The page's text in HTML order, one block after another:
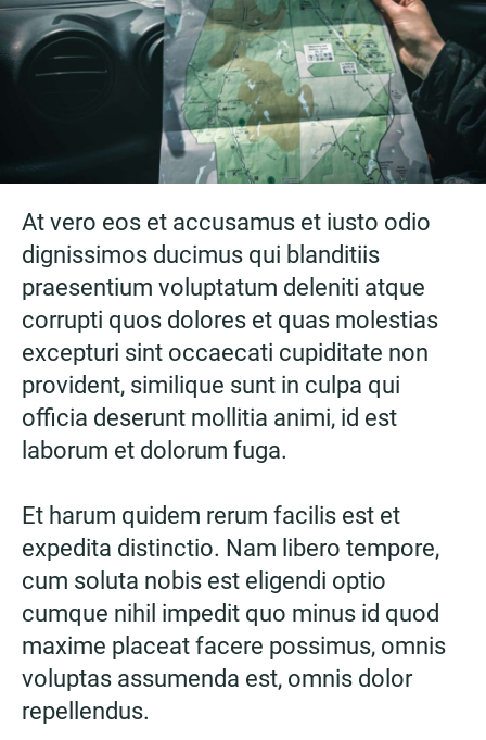
At vero eos et accusamus et iusto odio
dignissimos ducimus qui blanditiis
praesentium voluptatum deleniti atque
corrupti quos dolores et quas molestias
excepturi sint occaecati cupiditate non
provident, similique sunt in culpa qui
officia deserunt mollitia animi, id est
laborum et dolorum fuga.
Et harum quidem rerum facilis est et
expedita distinctio. Nam libero tempore,
cum soluta nobis est eligendi optio
cumque nihil impedit quo minus id quod
maxime placeat facere possimus, omnis
voluptas assumenda est, omnis dolor
repellendus.